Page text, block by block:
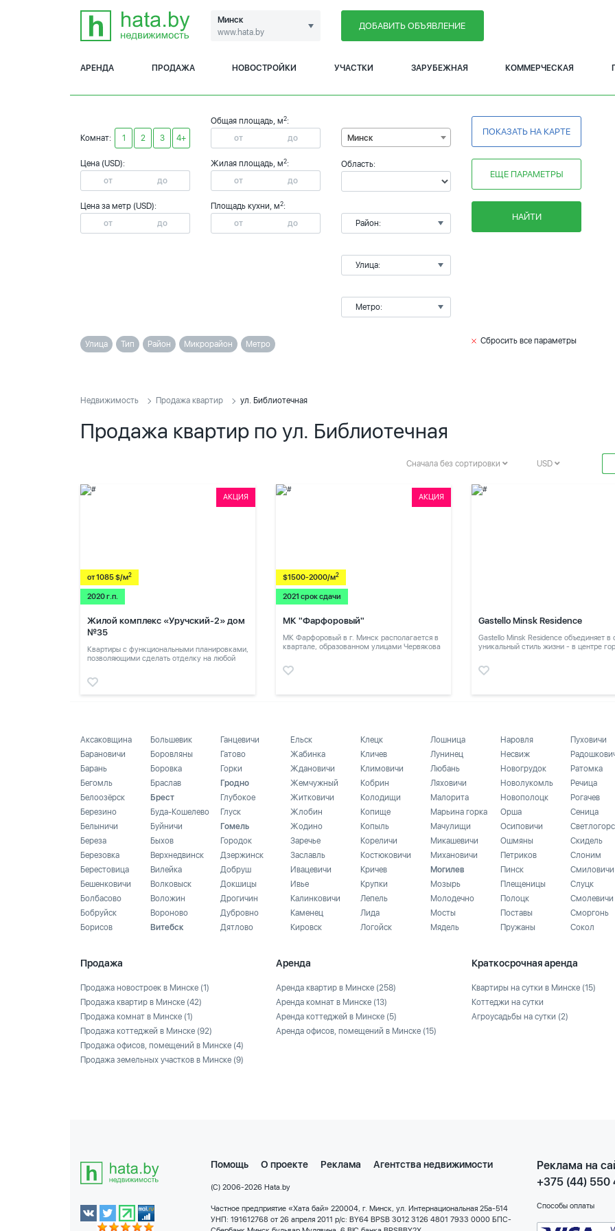
Минск
www.hata.by
ДОБАВИТЬ ОБЪЯВЛЕНИЕ
АРЕНДА ПРОДАЖА НОВОСТРОЙКИ УЧАСТКИ ЗАРУБЕЖНАЯ КОММЕРЧЕСКАЯ
Комнат: 1 2 3 4+
Цена (USD):
Цена за метр (USD):
Общая площадь, м2:
Жилая площадь, м2:
Площадь кухни, м2:
Минск
Область:
Район:
Улица:
Метро:
ПОКАЗАТЬ НА КАРТЕ
ЕЩЕ ПАРАМЕТРЫ
НАЙТИ
Улица Тип Район Микрорайон Метро Сбросить все параметры
Недвижимость Продажа квартир ул. Библиотечная
Продажа квартир по ул. Библиотечная
Сначала без сортировки USD
АКЦИЯ
от 1085 $/м2
2020 г.п.
Жилой комплекс «Уручский-2» дом
№35
Квартиры с функциональными планировками,
позволяющими сделать отделку на любой
АКЦИЯ
$1500-2000/м2
2021 срок сдачи
МК "Фарфоровый"
МК Фарфоровый в г. Минск располагается в
квартале, образованном улицами Червякова
Gastello Minsk Residence
Gastello Minsk Residence объединяет в
уникальный стиль жизни - в центре
Аксаковщина
Барановичи
Барань
Бегомль
Белоозёрск
Березино
Белыничи
Береза
Березовка
Берестовица
Бешенковичи
Болбасово
Бобруйск
Борисов
Большевик
Боровляны
Боровка
Браслав
Брест
Буда-Кошелево
Буйничи
Быхов
Верхнедвинск
Вилейка
Волковыск
Воложин
Вороново
Витебск
Ганцевичи
Гатово
Горки
Гродно
Глубокое
Глуск
Гомель
Городок
Дзержинск
Добруш
Докшицы
Дрогичин
Дубровно
Дятлово
Ельск
Жабинка
Ждановичи
Жемчужный
Житковичи
Жлобин
Жодино
Заречье
Заславль
Ивацевичи
Ивье
Калинковичи
Каменец
Кировск
Клецк
Кличев
Климовичи
Кобрин
Колодищи
Копище
Копыль
Кореличи
Костюковичи
Кричев
Крупки
Лепель
Лида
Логойск
Лошница
Лунинец
Любань
Ляховичи
Малорита
Марьина горка
Мачулищи
Микашевичи
Михановичи
Могилев
Мозырь
Молодечно
Мосты
Мядель
Наровля
Несвиж
Новогрудок
Новолукомль
Новополоцк
Орша
Осиповичи
Ошмяны
Петриков
Пинск
Плещеницы
Полоцк
Поставы
Пружаны
Пуховичи
Ратомка
Речица
Рогачев
Сеница
Скидель
Слоним
Смиловичи
Слуцк
Смолевичи
Сморгонь
Сокол
Продажа
Продажа новостроек в Минске (1)
Продажа квартир в Минске (42)
Продажа комнат в Минске (1)
Продажа коттеджей в Минске (92)
Продажа офисов, помещений в Минске (4)
Продажа земельных участков в Минске (9)
Аренда
Аренда квартир в Минске (258)
Аренда комнат в Минске (13)
Аренда коттеджей в Минске (5)
Аренда офисов, помещений в Минске (15)
Краткосрочная аренда
Квартиры на сутки в Минске (15)
Коттеджи на сутки
Агроусадьбы на сутки (2)
Помощь О проекте Реклама Агентства недвижимости
(C) 2006-2026 Hata.by
Частное предприятие «Хата бай» 220004, г. Минск, ул. Интернациональная 25а-514
УНП: 191612768 от 26 апреля 2011 р/с: BY64 BPSB 3012 3126 4801 7933 0000 БПС-
Реклама на
+375 (44) 550
Способы оплаты